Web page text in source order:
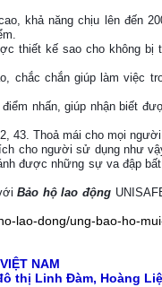
khả năng chịu lên đến
thiết kế sao cho không
chắc chắn giúp làm việc
nhấn, giúp nhận biết
43. Thoả mái cho mọi
cho người sử dụng như
được những sự va đập
Bảo hộ lao động
lao-dong/ung-bao-ho-
NAM
thị Linh Đàm, Hoàng